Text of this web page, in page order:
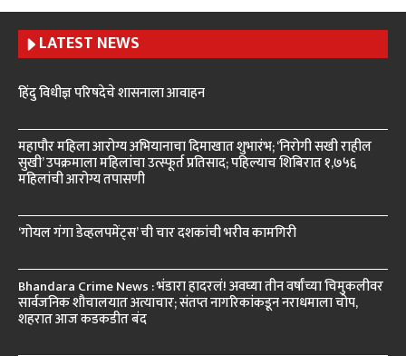
LATEST NEWS
हिंदु विधीज्ञ परिषदेचे शासनाला आवाहन
महापौर महिला आरोग्य अभियानाचा दिमाखात शुभारंभ; ‘निरोगी सखी राहील
सुखी’ उपक्रमाला महिलांचा उत्स्फूर्त प्रतिसाद; पहिल्याच शिबिरात १,७५६
महिलांची आरोग्य तपासणी
‘गोयल गंगा डेव्हलपमेंट्स’ ची चार दशकांची भरीव कामगिरी
Bhandara Crime News : भंडारा हादरलं! अवघ्या तीन वर्षांच्या चिमुकलीवर
सार्वजनिक शौचालयात अत्याचार; संतप्त नागरिकांकडून नराधमाला चोप,
शहरात आज कडकडीत बंद